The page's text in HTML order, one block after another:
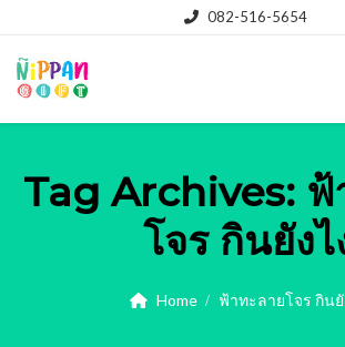
082-516-5654
Tag Archives: ฟ้
โจร กินยังไ
Home ฟ้าทะลายโจร กินยั